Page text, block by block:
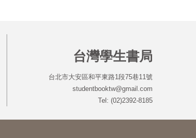
台灣學生書局
台北市大安區和平東路1段75巷11號
studentbooktw@gmail.com
Tel: (02)2392-8185